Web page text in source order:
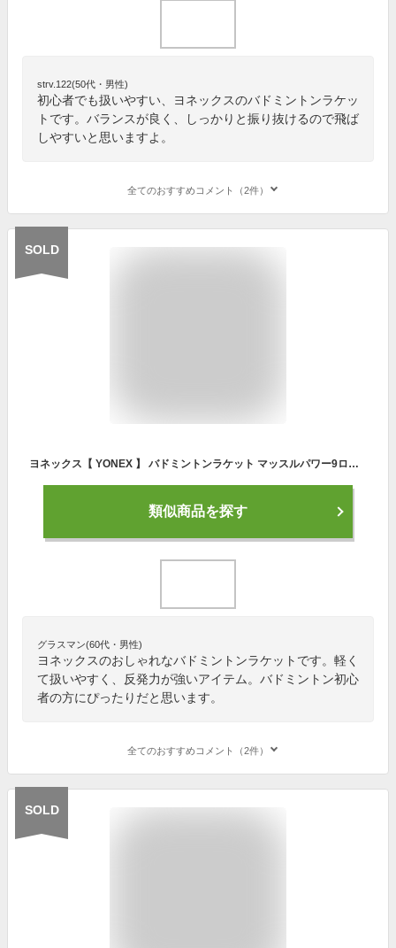
strv.122(50代・男性)
初心者でも扱いやすい、ヨネックスのバドミントンラケッ
トです。バランスが良く、しっかりと振り抜けるので飛ば
しやすいと思いますよ。
全てのおすすめコメント（2件）
SOLD
ヨネックス【 YONEX 】 バドミントンラケット マッスルパワー9ロング 2023年継続モデル【 MP9LG MASCLE POWER ガット張り上がり品 】【あす楽対応】【メール便不可】[自社]
類似商品を探す
グラスマン(60代・男性)
ヨネックスのおしゃれなバドミントンラケットです。軽く
て扱いやすく、反発力が強いアイテム。バドミントン初心
者の方にぴったりだと思います。
全てのおすすめコメント（2件）
SOLD